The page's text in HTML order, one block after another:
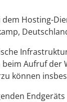
Hosting-
Aufruf
können
Endgeräts